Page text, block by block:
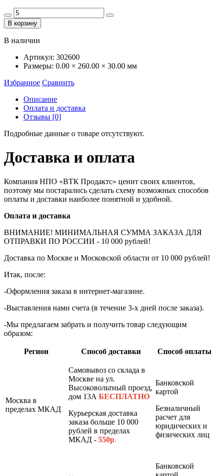
В корзину
В наличии
Артикул: 302600
Размеры: 0.00 × 260.00 × 30.00 мм
Избранное Сравнить
Описание
Оплата и доставка
Отзывы [0]
Подробные данные о товаре отсутствуют.
Доставка и оплата
Компания НПО «ВТК Продактс» ценит своих клиентов,
поэтому мы постарались сделать схему возможных способов
оплаты и доставки наиболее понятной и удобной.
Оплата и доставка
ВНИМАНИЕ! МИНИМАЛЬНАЯ СУММА ЗАКАЗА ДЛЯ
ОТПРАВКИ ПО РОССИИ - 10 000 рублей!
Доставка по Москве и Московской области от 10 000 рублей!
Итак, после:
-Оформления заказа в интернет-магазине.
-Выставления нами счета (в течение 3-х дней после заказа).
-Мы предлагаем забрать и получить товар следующим
образом:
Регион Способ доставки Способ оплаты
Москва в
пределах МКАД
Самовывоз со склада в
Москве на ул.
Высоковольтный проезд,
дом 13А БЕСПЛАТНО
Курьерская доставка
заказа больше 10 000
рублей в пределах
МКАД - 550р.
Банковской
картой
Безналичный
расчет для
юридических и
физических лиц
Банковской